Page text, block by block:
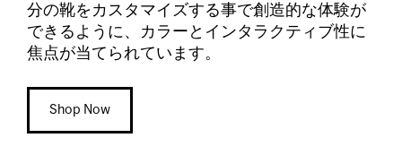
分の靴をカスタマイズする事で創造的な体験が
できるように、カラーとインタラクティブ性に
焦点が当てられています。
Shop Now